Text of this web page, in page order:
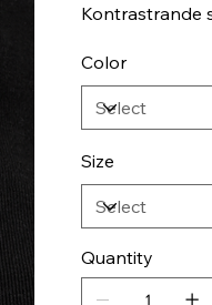
Kontrastrande
Color
Size
Quantity